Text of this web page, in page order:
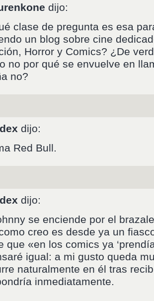
dijo:
clase de pregunta es esa
un blog sobre cine
Horror y Comics? ¿De
no por qué se envuelve en
no?
dijo:
Red Bull.
dijo:
se enciende por el
creo es desde ya un
que «en los comics ya
igual: a mi gusto queda
naturalmente en él tras
inmediatamente.